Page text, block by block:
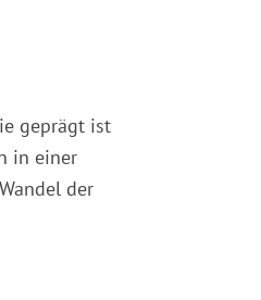
geprägt ist
in einer
der